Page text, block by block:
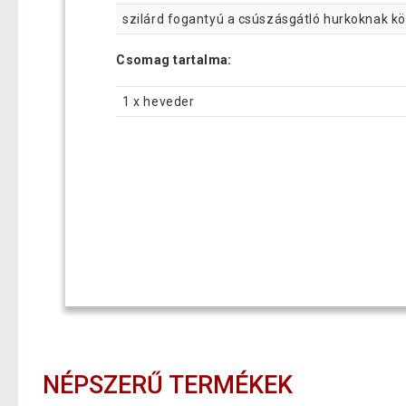
szilárd fogantyú a csúszásgátló hurkoknak
Csomag tartalma:
1 x heveder
NÉPSZERŰ TERMÉKEK